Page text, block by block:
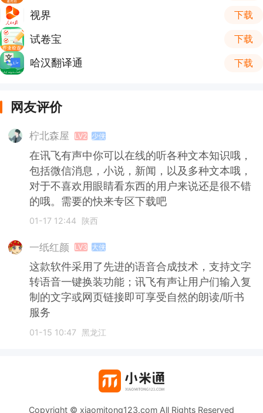
视界 下载
试卷宝 下载
哈汉翻译通 下载
网友评价
柠北森屋 LV2 少侠
在讯飞有声中你可以在线的听各种文本知识哦，
包括微信消息，小说，新闻，以及多种文本哦，
对于不喜欢用眼睛看东西的用户来说还是很不错
的哦。需要的快来专区下载吧
01-17 12:44 陕西
一纸红颜 LV3 大侠
这款软件采用了先进的语音合成技术，支持文字
转语音一键换装功能；讯飞有声让用户们输入复
制的文字或网页链接即可享受自然的朗读/听书
服务
01-15 10:47 黑龙江
Copyright © xiaomitong123.com All Rights Reserved